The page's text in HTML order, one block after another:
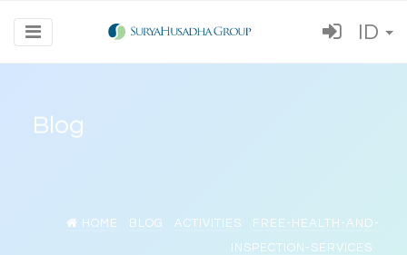
ID
Blog
HOME BLOG ACTIVITIES
FREE-HEALTH-AND-
INSPECTION-SERVICES